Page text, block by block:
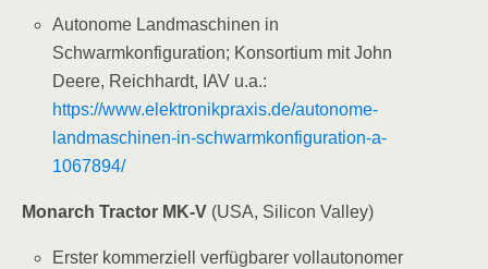
Autonome Landmaschinen in
Schwarmkonfiguration; Konsortium mit John
Deere, Reichhardt, IAV u.a.:
https://www.elektronikpraxis.de/autonome-
landmaschinen-in-schwarmkonfiguration-a-
1067894/
Monarch Tractor MK-V (USA, Silicon Valley)
Erster kommerziell verfügbarer vollautonomer